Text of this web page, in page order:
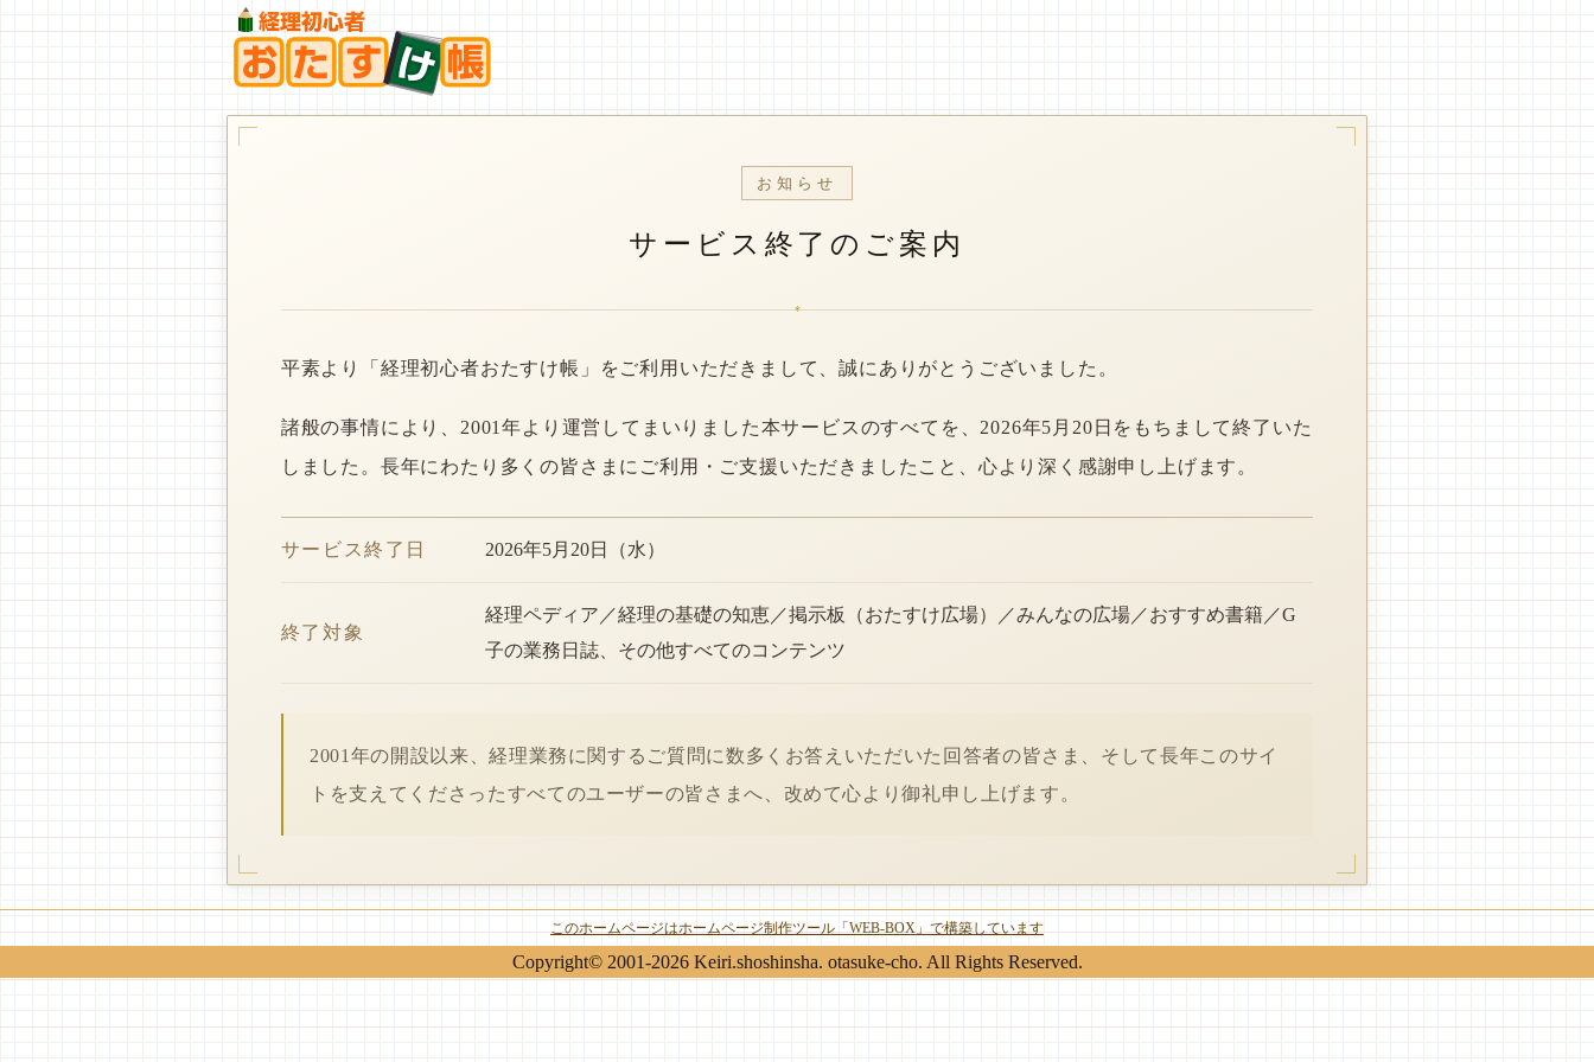
お知らせ
サービス終了のご案内
*
平素より「経理初心者おたすけ帳」をご利用いただきまして、誠にありがとうございました。
諸般の事情により、2001年より運営してまいりました本サービスのすべてを、2026年5月20日をもちまして終了いた
しました。長年にわたり多くの皆さまにご利用・ご支援いただきましたこと、心より深く感謝申し上げます。
サービス終了日 2026年5月20日（水）
終了対象
経理ペディア／経理の基礎の知恵／掲示板（おたすけ広場）／みんなの広場／おすすめ書籍／G
子の業務日誌、その他すべてのコンテンツ
2001年の開設以来、経理業務に関するご質問に数多くお答えいただいた回答者の皆さま、そして長年このサイ
トを支えてくださったすべてのユーザーの皆さまへ、改めて心より御礼申し上げます。
このホームページはホームページ制作ツール「WEB-BOX」で構築しています
Copyright© 2001-2026 Keiri.shoshinsha. otasuke-cho. All Rights Reserved.